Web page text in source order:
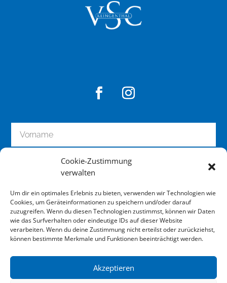
Cookie-Zustimmung
verwalten
Um dir ein optimales Erlebnis zu bieten, verwenden wir Technologien wie
Cookies, um Geräteinformationen zu speichern und/oder darauf
zuzugreifen. Wenn du diesen Technologien zustimmst, können wir Daten
wie das Surfverhalten oder eindeutige IDs auf dieser Website
verarbeiten. Wenn du deine Zustimmung nicht erteilst oder zurückziehst,
können bestimmte Merkmale und Funktionen beeinträchtigt werden.
Akzeptieren
zum Newsletter anmelden
Impressum